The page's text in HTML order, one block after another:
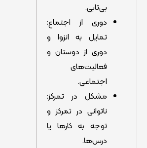
بی‌تابی.
دوری از اجتماع:
تمایل به انزوا و
دوری از دوستان و
فعالیت‌های
اجتماعی.
مشکل در تمرکز:
ناتوانی در تمرکز و
توجه به کارها یا
درس‌ها.